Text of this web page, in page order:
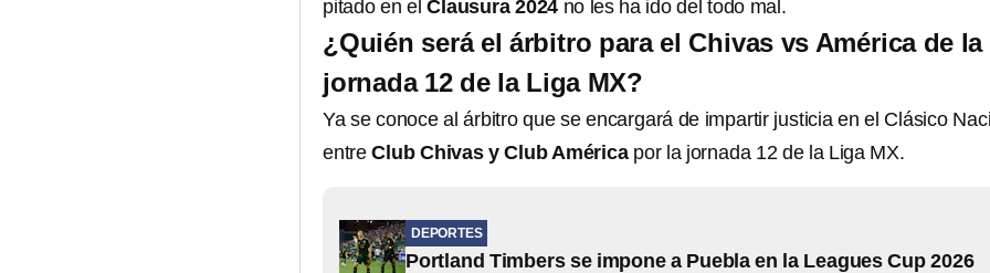
pitado en elClausura 2024 no les ha ido del todo mal.
¿Quién será el árbitro para el Chivas vs América de la
jornada 12 de la Liga MX?
Ya se conoce al árbitro que se encargará de impartir justicia en el Clásico
entreClub Chivas y Club América por la jornada 12 de la Liga MX.
DEPORTES
Portland Timbers se impone a Puebla en la Leagues Cup 2026